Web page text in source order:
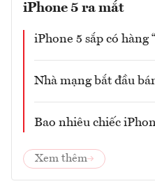
iPhone 5 ra mắt
iPhone 5 sắp có hàng
Nhà mạng bắt đầu
Bao nhiêu chiếc
Xem thêm